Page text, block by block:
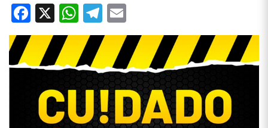
Facebook
X WhatsApp
Telegram